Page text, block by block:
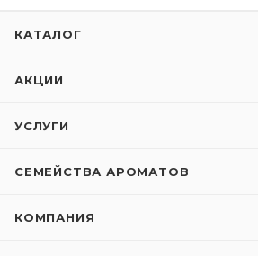
КАТАЛОГ
АКЦИИ
УСЛУГИ
СЕМЕЙСТВА АРОМАТОВ
КОМПАНИЯ